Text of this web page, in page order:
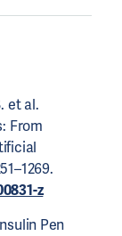
et al.
From
z
Pen